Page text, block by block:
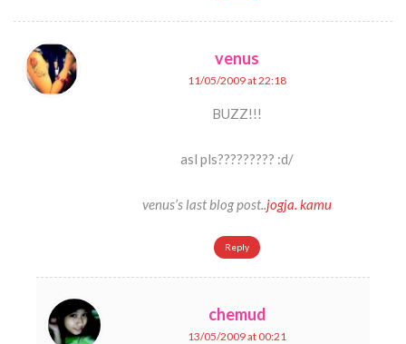
venus
11/05/2009 at 22:18
BUZZ!!!
asl pls????????? :d/
venus’s last blog post..jogja. kamu
Reply
chemud
13/05/2009 at 00:21